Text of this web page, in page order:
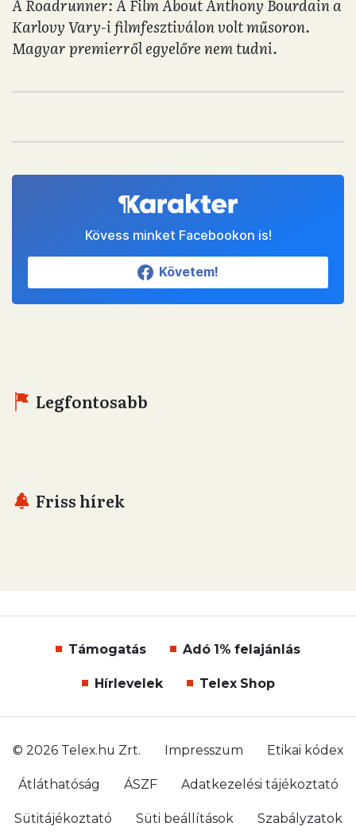
A Roadrunner: A Film About Anthony Bourdain a
Karlovy Vary-i filmfesztiválon volt műsoron.
Magyar premierről egyelőre nem tudni.
Kövess minket Facebookon is!
Követem!
Legfontosabb
Friss hírek
Támogatás Adó 1% felajánlás
Hírlevelek Telex Shop
© 2026 Telex.hu Zrt. Impresszum Etikai kódex
Átláthatóság ÁSZF Adatkezelési tájékoztató
Sütitájékoztató Süti beállítások Szabályzatok